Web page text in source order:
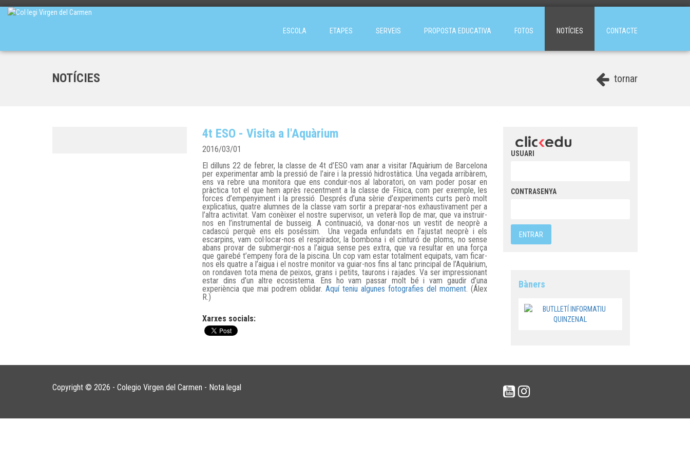
ESCOLA ETAPES SERVEIS PROPOSTA EDUCATIVA FOTOS NOTÍCIES CONTACTE
tornar
NOTÍCIES
4t ESO - Visita a l'Aquàrium
2016/03/01
El dilluns 22 de febrer, la classe de 4t d’ESO vam anar a visitar l’Aquàrium de Barcelona
per experimentar amb la pressió de l’aire i la pressió hidrostàtica. Una vegada arribàrem,
ens va rebre una monitora que ens conduir-nos al laboratori, on vam poder posar en
pràctica tot el que hem après recentment a la classe de Física, com per exemple, les
forces d’empenyiment i la pressió. Després d’una sèrie d’experiments curts però molt
explicatius, quatre alumnes de la classe vam sortir a preparar-nos exhaustivament per a
l’altra activitat. Vam conèixer el nostre supervisor, un veterà llop de mar, que va instruir-
nos en l’instrumental de busseig. A continuació, va donar-nos un vestit de neoprè a
cadascú perquè ens els poséssim. Una vegada enfundats en l’ajustat neoprè i els
escarpins, vam col·locar-nos el respirador, la bombona i el cinturó de ploms, no sense
abans provar de submergir-nos a l’aigua sense pes extra, que va resultar en una força
que gairebé t’empeny fora de la piscina. Un cop vam estar totalment equipats, vam ficar-
nos els quatre a l’aigua i el nostre monitor va guiar-nos fins al tanc principal de l’Aquàrium,
on rondaven tota mena de peixos, grans i petits, taurons i rajades. Va ser impressionant
estar dins d’un altre ecosistema. Ens ho vam passar molt bé i vam gaudir d’una
experiència que mai podrem oblidar.Aquí teniu algunes fotografies del moment. (Álex
R.)
Xarxes socials:
USUARI
CONTRASENYA
Bàners
Copyright © 2026 - Colegio Virgen del Carmen - Nota legal